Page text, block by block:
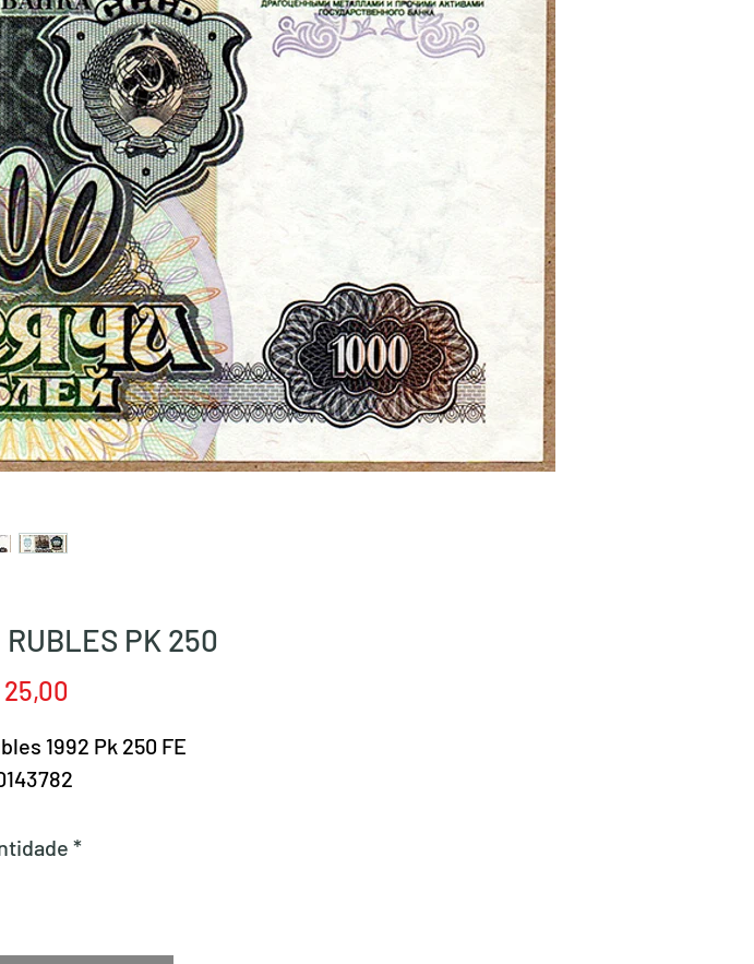
PK 250
25,00
1992 Pk 250 FE
*